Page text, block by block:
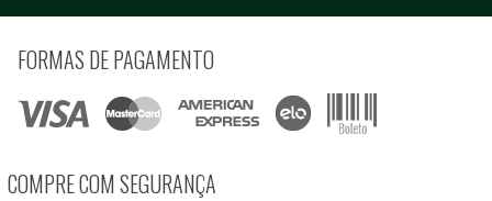
FORMAS DE PAGAMENTO
COMPRE COM SEGURANÇA